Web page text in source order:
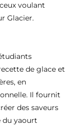
voulant
Glacier.
de glace et
en
Il fournit
des saveurs
du yaourt